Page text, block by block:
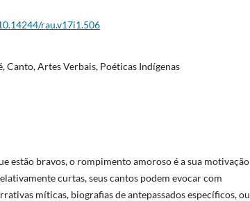
rau.v17i1.506
Canto, Artes Verbais, Poéticas Indígenas
estão bravos, o rompimento amoroso é a sua motivação
curtas, seus cantos podem evocar com
míticas, biografias de antepassados específicos, ou